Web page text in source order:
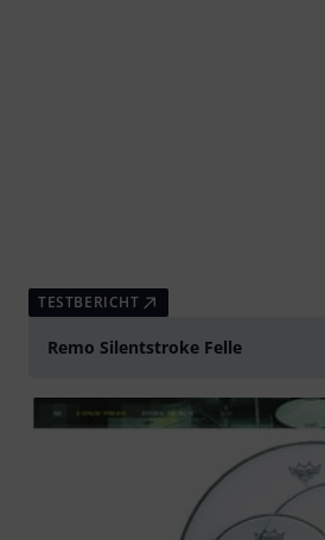
TESTBERICHT
Remo Silentstroke Felle